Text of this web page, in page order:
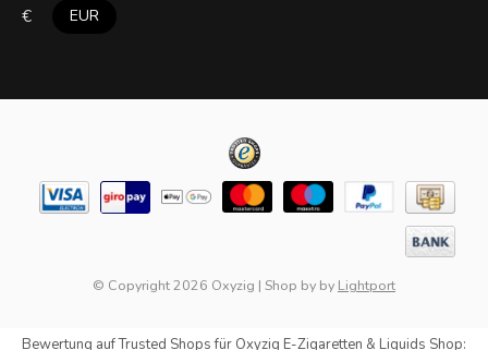
€ EUR
© Copyright 2026 Oxyzig | Shop by by Lightport
Bewertung aufTrusted Shopsfür Oxyzig E-Zigaretten & Liquids Shop: